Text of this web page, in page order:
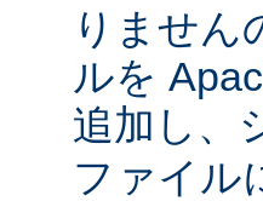
りません
ルを
追加し、
ファイル